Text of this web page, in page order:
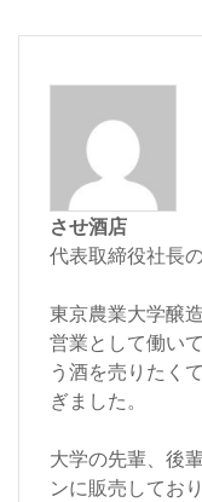
させ酒店
代表取締役社長
東京農業大学醸
営業として働い
う酒を売りたく
ぎました。
大学の先輩、後
ンに販売しており